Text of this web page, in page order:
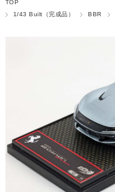
TOP
1/43 Built（完成品）
BBR